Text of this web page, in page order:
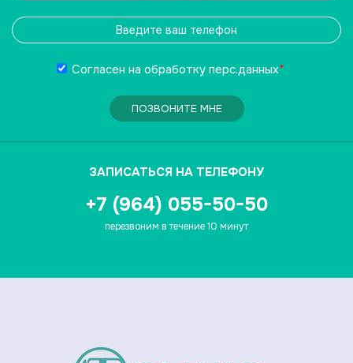
Согласен на обработку перс.данных*
ПОЗВОНИТЕ МНЕ
ЗАПИСАТЬСЯ НА ТЕЛЕФОНУ
+7 (964) 055-50-50
перезвоним в течение 10 минут